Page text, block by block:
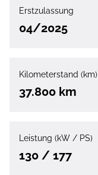
Erstzulassung
04/2025
Kilometerstand (km)
37.800 km
Leistung (kW / PS)
130 / 177